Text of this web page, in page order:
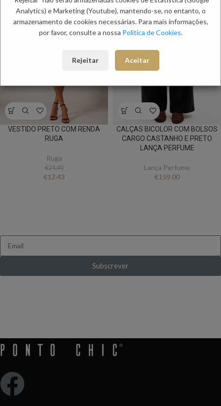
VESTIDO PRETO COM RENDA
RUGA
Ruga
€24.90
€17.43
CALÇAS BICOLOR COM BOLSOS
CARGO CASTANHO E PRETO
LANÇA PERFUME
Lança Perfume
€159.00
Subscrever
Analytics) e Marketing (Youtube), mantendo-se, no entanto, o
armazenamento de cookies necessárias. Para mais informações,
por favor, consulte a nossa Política de Cookies.
Rejeitar Aceitar